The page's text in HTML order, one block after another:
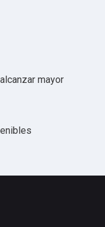
mayor